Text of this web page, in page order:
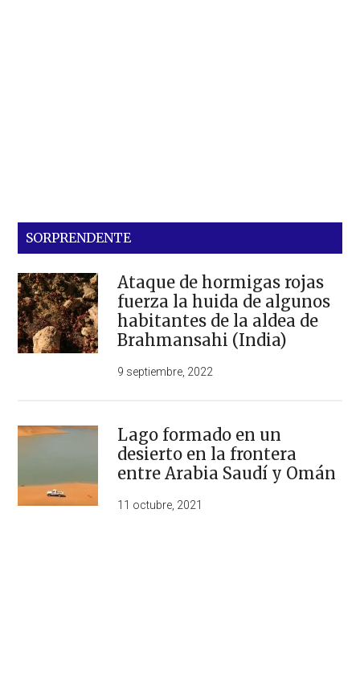
SORPRENDENTE
Ataque de hormigas rojas
fuerza la huida de algunos
habitantes de la aldea de
Brahmansahi (India)
9 septiembre, 2022
Lago formado en un
desierto en la frontera
entre Arabia Saudí y Omán
11 octubre, 2021